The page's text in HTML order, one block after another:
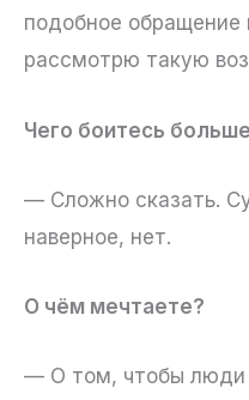
подобное обращение
рассмотрю такую
Чего боитесь
— Сложно сказать.
наверное, нет.
О чём мечтаете?
— О том, чтобы люди